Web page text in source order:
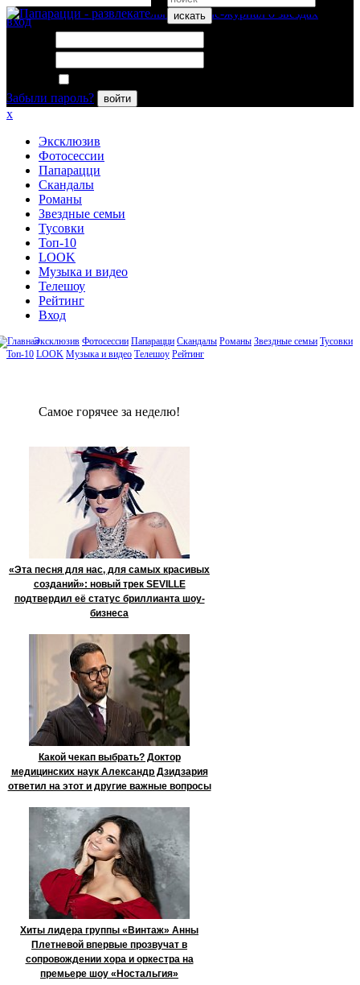
искать
вход
Забыли пароль?
войти
x
Эксклюзив
Фотосессии
Папарацци
Скандалы
Романы
Звездные семьи
Тусовки
Топ-10
LOOK
Музыка и видео
Телешоу
Рейтинг
Вход
Эксклюзив Фотосессии Папарацци Скандалы Романы Звездные семьи Тусовки
Топ-10 LOOK Музыка и видео Телешоу Рейтинг
Сaмое гoрячее за неделю!
«Эта песня для нас, для самых красивых
созданий»: новый трек SEVILLE
подтвердил её статус бриллианта шоу-
бизнеса
Какой чекап выбрать? Доктор
медицинских наук Александр Дзидзария
ответил на этот и другие важные вопросы
Хиты лидера группы «Винтаж» Анны
Плетневой впервые прозвучат в
сопровождении хора и оркестра на
премьере шоу «Ностальгия»